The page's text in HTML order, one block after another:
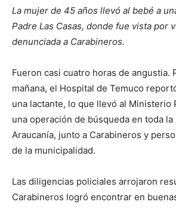
La mujer de 45 años llevó al bebé a
Padre Las Casas, donde fue vista por
denunciada a Carabineros.
Fueron casi cuatro horas de angustia.
mañana, el Hospital de Temuco
una lactante, lo que llevó al Ministerio
una operación de búsqueda en toda
Araucanía, junto a Carabineros y
de la municipalidad.
Las diligencias policiales arrojaron
Carabineros logró encontrar en